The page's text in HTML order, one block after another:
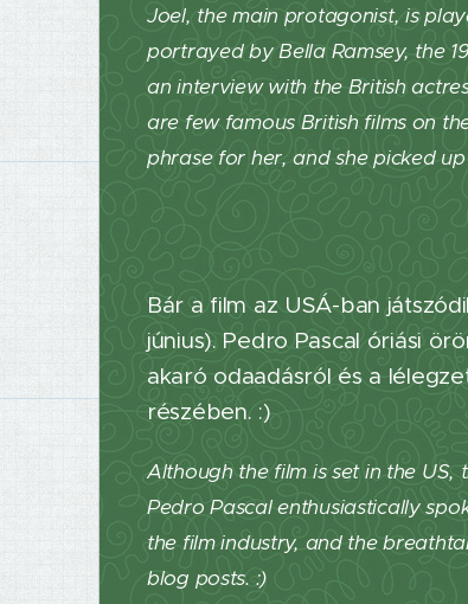
Joel, the main protagonist, is
portrayed by Bella Ramsey, the
an interview with the British
are few famous British films on
phrase for her, and she picked
Bár a film az USÁ-ban
június). Pedro Pascal óriási
akaró odaadásról és a
részében. :)
Although the film is set in the
Pedro Pascal enthusiastically
the film industry, and the
blog posts. :)